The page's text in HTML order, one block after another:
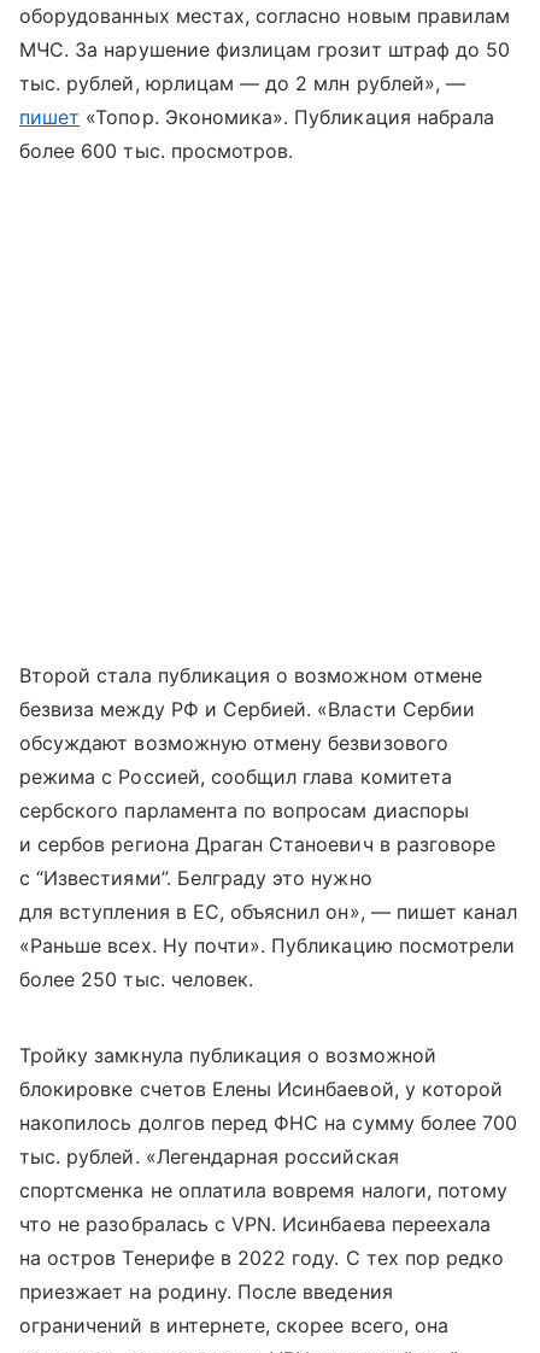
оборудованных местах, согласно новым правилам
МЧС. За нарушение физлицам грозит штраф до 50
тыс. рублей, юрлицам — до 2 млн рублей», —
пишет «Топор. Экономика». Публикация набрала
более 600 тыс. просмотров.
Второй стала публикация о возможном отмене
безвиза между РФ и Сербией. «Власти Сербии
обсуждают возможную отмену безвизового
режима с Россией, сообщил глава комитета
сербского парламента по вопросам диаспоры
и сербов региона Драган Станоевич в разговоре
с “Известиями”. Белграду это нужно
для вступления в ЕС, объяснил он», — пишет канал
«Раньше всех. Ну почти». Публикацию посмотрели
более 250 тыс. человек.
Тройку замкнула публикация о возможной
блокировке счетов Елены Исинбаевой, у которой
накопилось долгов перед ФНС на сумму более 700
тыс. рублей. «Легендарная российская
спортсменка не оплатила вовремя налоги, потому
что не разобралась с VPN. Исинбаева переехала
на остров Тенерифе в 2022 году. С тех пор редко
приезжает на родину. После введения
ограничений в интернете, скорее всего, она